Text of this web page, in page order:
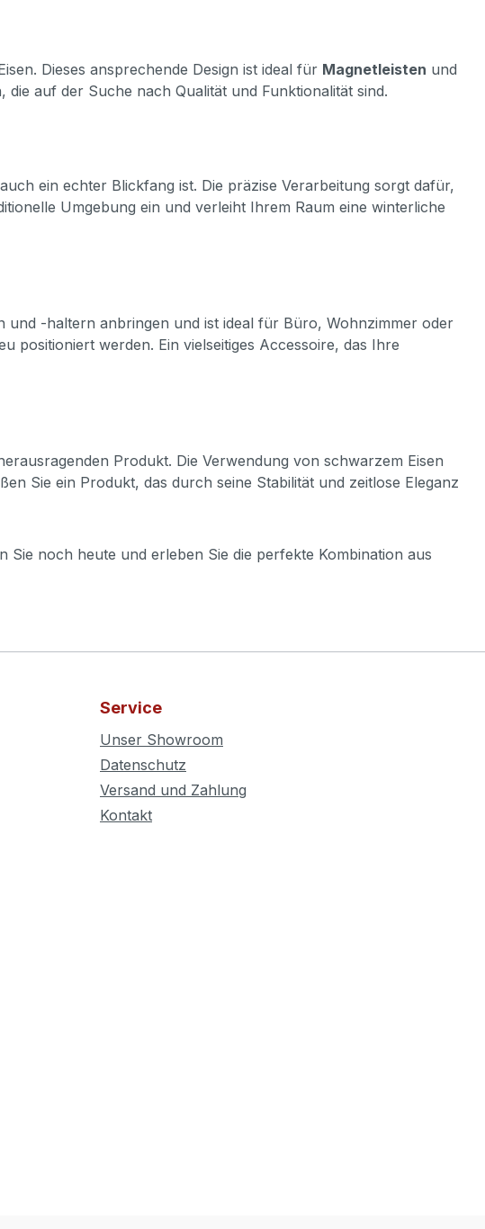
Dieses ansprechende Design ist ideal für Magnetleisten und
auf der Suche nach Qualität und Funktionalität sind.
ein echter Blickfang ist. Die präzise Verarbeitung sorgt dafür,
Umgebung ein und verleiht Ihrem Raum eine winterliche
und -haltern anbringen und ist ideal für Büro, Wohnzimmer oder
positioniert werden. Ein vielseitiges Accessoire, das Ihre
Produkt. Die Verwendung von schwarzem Eisen
Sie ein Produkt, das durch seine Stabilität und zeitlose Eleganz
noch heute und erleben Sie die perfekte Kombination aus
Service
Unser Showroom
Datenschutz
Versand und Zahlung
Kontakt